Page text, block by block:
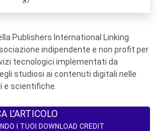
Publishers International Linking
indipendente e non profit per
tecnologici implementati da
studiosi ai contenuti digitali nelle
e scientifiche.
L'ARTICOLO
I TUOI DOWNLOAD CREDIT